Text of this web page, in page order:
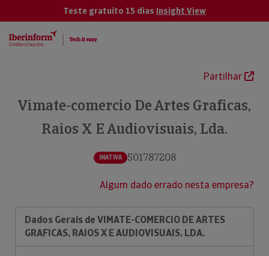
Teste gratuito 15 dias Insight View
Partilhar
Vimate-comercio De Artes Graficas,
Raios X E Audiovisuais, Lda.
INATIVA 501787208
Algum dado errado nesta empresa?
Dados Gerais de VIMATE-COMERCIO DE ARTES
GRAFICAS, RAIOS X E AUDIOVISUAIS, LDA.